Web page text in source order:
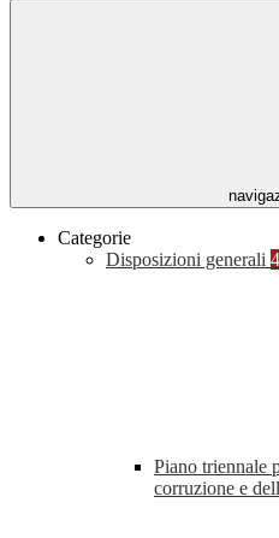
Categorie
Disposizioni generali
Piano triennale
corruzione e